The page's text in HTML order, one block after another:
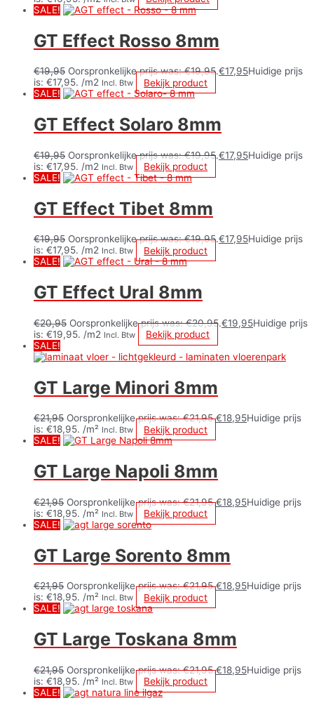
SALE!
GT Effect Rosso 8mm
€19,95 Oorspronkelijke prijs was: €19,95.€17,95Huidige prijs
is: €17,95. /m2 Incl. Btw
Bekijk product
SALE!
GT Effect Solaro 8mm
€19,95 Oorspronkelijke prijs was: €19,95.€17,95Huidige prijs
is: €17,95. /m2 Incl. Btw
Bekijk product
SALE!
GT Effect Tibet 8mm
€19,95 Oorspronkelijke prijs was: €19,95.€17,95Huidige prijs
is: €17,95. /m2 Incl. Btw
Bekijk product
SALE!
GT Effect Ural 8mm
€20,95 Oorspronkelijke prijs was: €20,95.€19,95Huidige prijs
is: €19,95. /m2 Incl. Btw
Bekijk product
SALE!
GT Large Minori 8mm
€21,95 Oorspronkelijke prijs was: €21,95.€18,95Huidige prijs
is: €18,95. /m² Incl. Btw
Bekijk product
SALE!
GT Large Napoli 8mm
€21,95 Oorspronkelijke prijs was: €21,95.€18,95Huidige prijs
is: €18,95. /m² Incl. Btw
Bekijk product
SALE!
GT Large Sorento 8mm
€21,95 Oorspronkelijke prijs was: €21,95.€18,95Huidige prijs
is: €18,95. /m² Incl. Btw
Bekijk product
SALE!
GT Large Toskana 8mm
€21,95 Oorspronkelijke prijs was: €21,95.€18,95Huidige prijs
is: €18,95. /m² Incl. Btw
Bekijk product
SALE!